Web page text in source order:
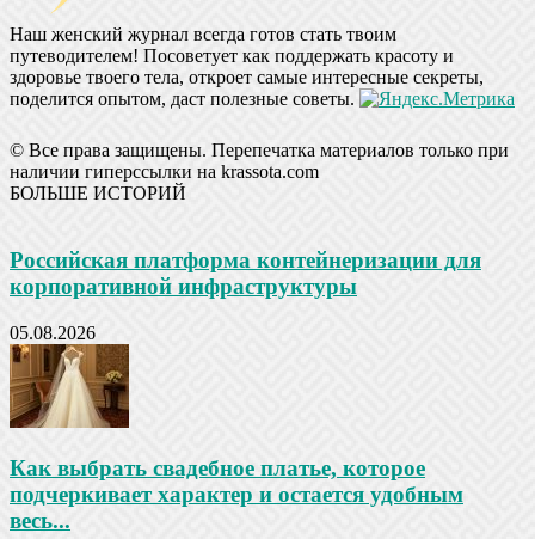
Наш женский журнал всегда готов стать твоим
путеводителем! Посоветует как поддержать красоту и
здоровье твоего тела, откроет самые интересные секреты,
поделится опытом, даст полезные советы.
© Все права защищены. Перепечатка материалов только при
наличии гиперссылки на krassota.com
БОЛЬШЕ ИСТОРИЙ
Российская платформа контейнеризации для
корпоративной инфраструктуры
05.08.2026
Как выбрать свадебное платье, которое
подчеркивает характер и остается удобным
весь...